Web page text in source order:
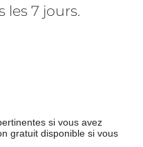
les 7 jours.